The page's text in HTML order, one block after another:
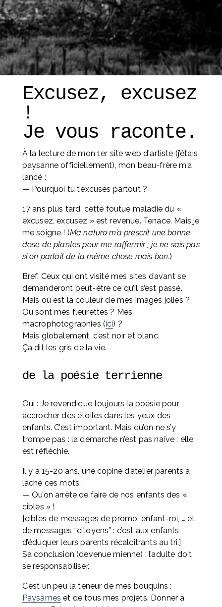
Excusez, excusez
!
À la lecture de mon 1er site web d'artiste (j’étais
paysanne officiellement), mon beau-frère m’a
lancé :
— Pourquoi tu t’excuses partout ?
17 ans plus tard, cette foutue maladie du «
excusez, excusez » est revenue. Tenace. Mais je
me soigne ! (Ma naturo m’a prescrit une bonne
dose de plantes pour me raffermir ; je ne sais pas
si on parlait de la même chose mais bon.)
Bref. Ceux qui ont visité mes sites d’avant se
demanderont peut-être ce qu’il s’est passé.
Mais où est la couleur de mes images jolies ?
Où sont mes fleurettes ? Mes
macrophotographies (ici) ?
Mais globalement, c’est noir et blanc.
Ça dit les gris de la vie.
de la poésie terrienne
Oui : Je revendique toujours la poésie pour
accrocher des étoiles dans les yeux des
enfants. C’est important. Mais qu’on ne s’y
trompe pas : la démarche n’est pas naïve : elle
est réfléchie.
Il y a 15-20 ans, une copine d’atelier parents a
lâché ces mots :
— Qu’on arrête de faire de nos enfants des «
cibles » !
[cibles de messages de promo, enfant-roi, … et
de messages “citoyens” : c’est aux enfants
d’éduquer leurs parents récalcitrants au tri.]
Sa conclusion (devenue mienne) : l’adulte doit
se responsabiliser.
Paysâmes et de tous mes projets. Donner à